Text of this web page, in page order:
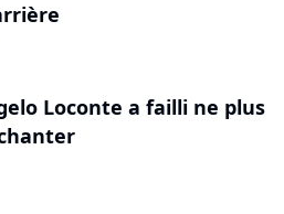
Loconte a failli ne plus